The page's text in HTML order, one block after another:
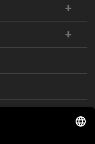
+
+
us and show